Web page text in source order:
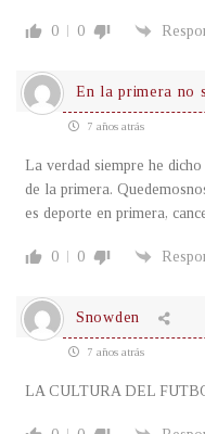
0 0
En la primera no
7 años atrás
La verdad siempre he
de la primera.
es deporte en primera,
0 0
Snowden
7 años atrás
LA CULTURA DEL